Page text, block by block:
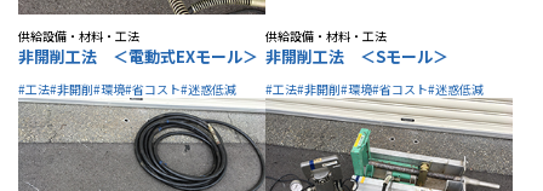
技術開発
サステナビリティ
供給設備・材料・工法
非開削工法 ＜電動式EXモール＞
#工法#非開削#環境#省コスト#迷惑低減
供給設備・材料・工法
非開削工法 ＜Sモール＞
#工法#非開削#環境#省コスト#迷惑低減